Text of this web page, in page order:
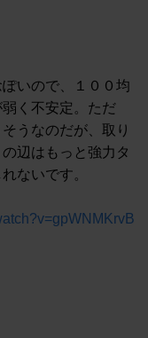
いので、１００均
く不安定。ただ
うなのだが、取り
辺はもっと強力タ
ないです。